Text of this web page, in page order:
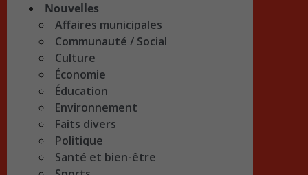
Nouvelles
Affaires municipales
Communauté / Social
Culture
Économie
Éducation
Environnement
Faits divers
Politique
Santé et bien-être